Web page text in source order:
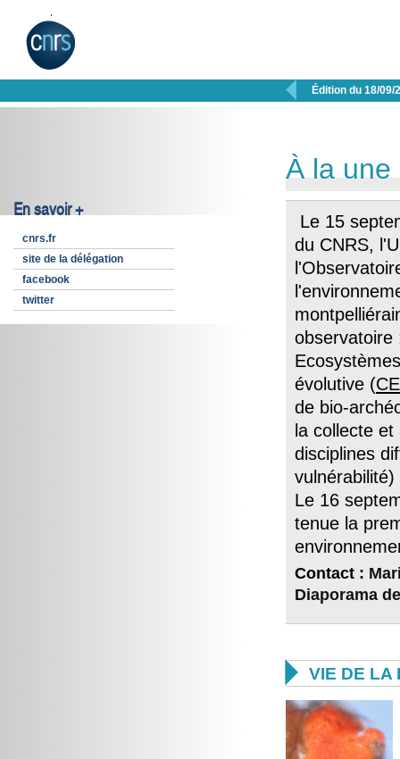
 Édition du 18/09/
En savoir +
cnrs.fr
site de la délégation
facebook
twitter
À la une
Le 15
du CNRS,
évolutive (
de bio-
la collecte
disciplines
Le 16
tenue la
Contact :
Diaporama
 VIE DE LA